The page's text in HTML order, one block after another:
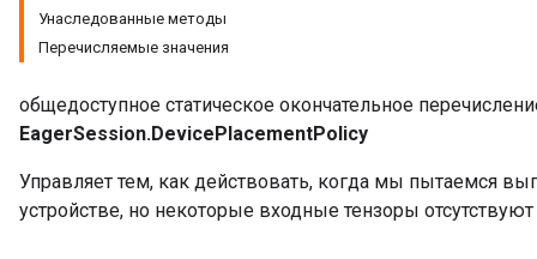
Унаследованные методы
Перечисляемые значения
общедоступное статическое окончательное
EagerSession.DevicePlacementPolicy
Управляет тем, как действовать, когда мы пытаемся
устройстве, но некоторые входные тензоры отсутствуют